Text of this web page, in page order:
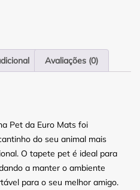
Avaliações (0)
Pet da Euro Mats foi
do seu animal mais
O tapete pet é ideal para
a manter o ambiente
para o seu melhor amigo.